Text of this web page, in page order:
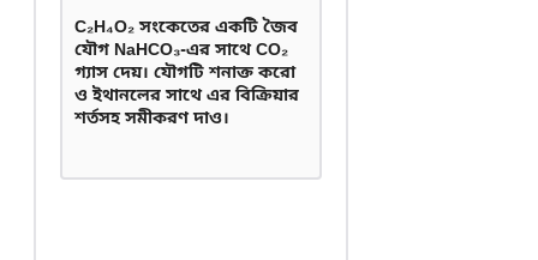
C₂H₄O₂ সংকেতের একটি জৈব
যৌগ NaHCO₃-এর সাথে CO₂
গ্যাস দেয়। যৌগটি শনাক্ত করো
ও ইথানলের সাথে এর বিক্রিয়ার
শর্তসহ সমীকরণ দাও।